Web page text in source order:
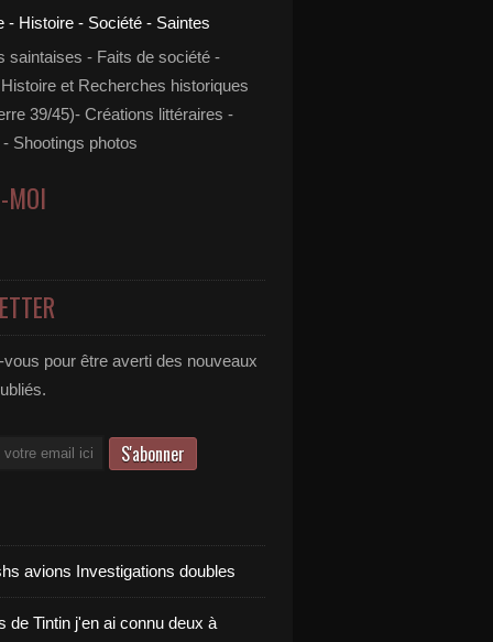
saintaises - Faits de société -
et Recherches historiques
39/45)- Créations littéraires -
Shootings photos
MOI
pour être averti des nouveaux
avions Investigations doubles
de Tintin j'en ai connu deux à